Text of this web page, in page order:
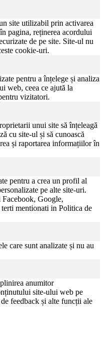
site utilizabil prin activarea
pagina, reținerea acordului
de pe site. Site-ul nu
cookie-uri.
pentru a înțelege și analiza
web, ceea ce ajută la
vizitatori.
unui site să înțeleagă
cu site-ul și să cunoască
și raportarea informațiilor în
pentru a crea un profil al
pe alte site-uri.
Facebook, Google,
mentionati in Politica de
care sunt analizate și nu au
anumitor
site-ului web pe
feedback și alte funcții ale